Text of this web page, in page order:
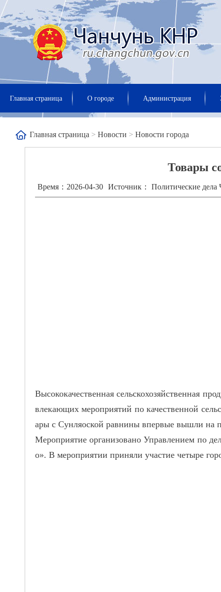
Главная страница О городе Администрация
Главная страница > Новости > Новости города
Товары
Время：2026-04-30 Источник： Политические дела
Высококачественная сельскохозяйственная
влекающих мероприятий по качественной
ары с Сунляоской равнины впервые вышли на
Мероприятие организовано Управлением по
о». В мероприятии приняли участие четыре